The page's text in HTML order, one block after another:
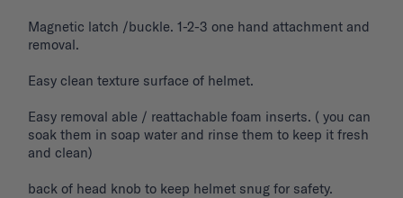
Magnetic latch /buckle. 1-2-3 one hand attachment and
removal.
Easy clean texture surface of helmet.
Easy removal able / reattachable foam inserts. ( you can
soak them in soap water and rinse them to keep it fresh
and clean)
back of head knob to keep helmet snug for safety.